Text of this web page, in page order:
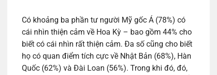
Có khoảng ba phần tư người Mỹ gốc Á (78%) có
cái nhìn thiện cảm về Hoa Kỳ – bao gồm 44% cho
biết có cái nhìn rất thiện cảm. Đa số cũng cho biết
họ có quan điểm tích cực về Nhật Bản (68%), Hàn
Quốc (62%) và Đài Loan (56%). Trong khi đó, đó,